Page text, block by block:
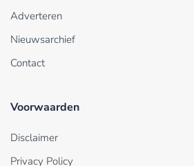
Adverteren
Nieuwsarchief
Contact
Voorwaarden
Disclaimer
Privacy Policy